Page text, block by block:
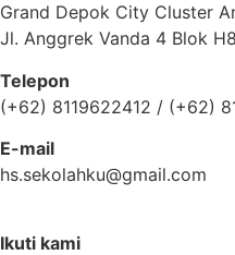
Grand Depok City Cluster
Jl. Anggrek Vanda 4 Blok
Telepon
(+62) 8119622412 / (+62)
E-mail
hs.sekolahku@gmail.com
Ikuti kami